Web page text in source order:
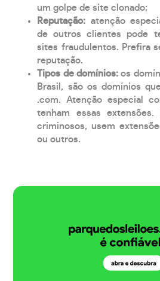
um golpe de site clonado;
Reputação: atenção
de outros clientes pode
sites fraudulentos. Prefira
reputação.
Tipos de domínios:os
Brasil, são os domínios
.com. Atenção especial
tenham essas
criminosos, usem
ou outros.